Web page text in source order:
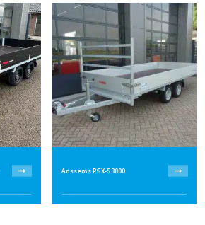
Anssems PSX-S3000